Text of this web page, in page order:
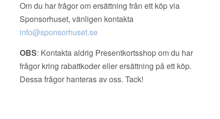
Om du har frågor om ersättning från ett köp via
Sponsorhuset, vänligen kontakta
info@sponsorhuset.se
OBS: Kontakta aldrig Presentkortsshop om du har
frågor kring rabattkoder eller ersättning på ett köp.
Dessa frågor hanteras av oss. Tack!